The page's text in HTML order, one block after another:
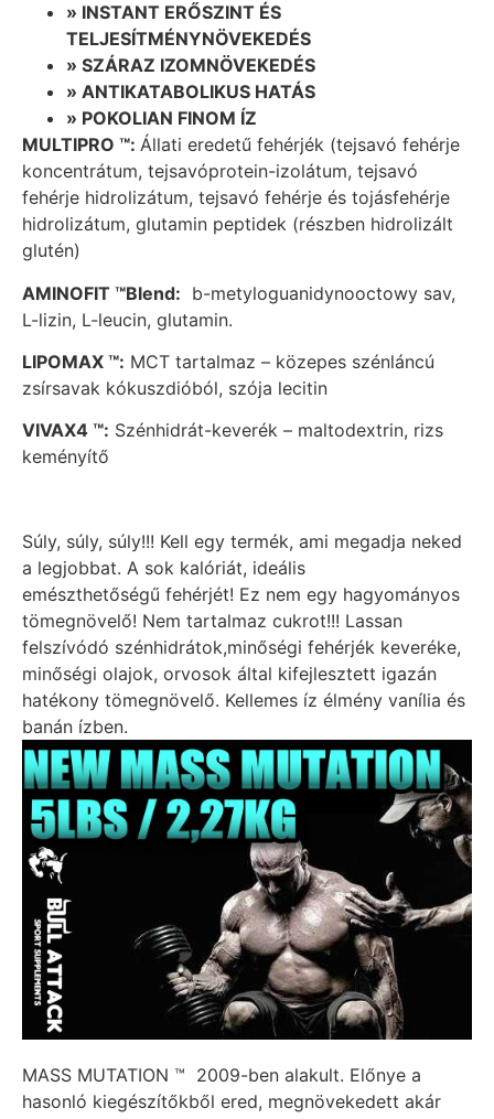
» INSTANT ERŐSZINT ÉS
TELJESÍTMÉNYNÖVEKEDÉS
» SZÁRAZ IZOMNÖVEKEDÉS
» ANTIKATABOLIKUS HATÁS
» POKOLIAN FINOM ÍZ​​
MULTIPRO ™: Állati eredetű fehérjék (tejsavó fehérje
koncentrátum, tejsavóprotein-izolátum, tejsavó
fehérje hidrolizátum, tejsavó fehérje és tojásfehérje
hidrolizátum, glutamin peptidek (részben hidrolizált
glutén)
AMINOFIT ™Blend: b-metyloguanidynooctowy sav,
L-lizin, L-leucin, glutamin.
LIPOMAX ™: MCT tartalmaz – közepes szénláncú
zsírsavak kókuszdióból, szója lecitin
VIVAX4 ™: Szénhidrát-keverék – maltodextrin, rizs
keményítő
Súly, súly, súly!!! Kell egy termék, ami megadja neked
a legjobbat. A sok kalóriát, ideális
emészthetőségű fehérjét! Ez nem egy hagyományos
tömegnövelő! Nem tartalmaz cukrot!!! Lassan
felszívódó szénhidrátok,minőségi fehérjék keveréke,
minőségi olajok, orvosok által kifejlesztett igazán
hatékony tömegnövelő. Kellemes íz élmény vanília és
banán ízben.
MASS MUTATION ™ 2009-ben alakult. Előnye a
hasonló kiegészítőkből ered, megnövekedett akár